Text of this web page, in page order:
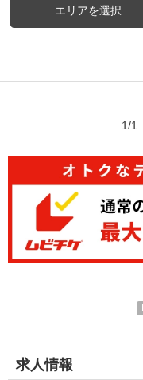
エリアを選択
1/1
求人情報